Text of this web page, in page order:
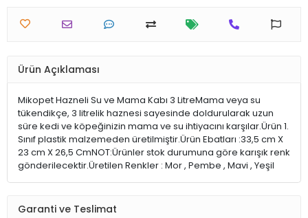
Ürün Açıklaması
Mikopet Hazneli Su ve Mama Kabı 3 LitreMama veya su
tükendikçe, 3 litrelik haznesi sayesinde doldurularak uzun
süre kedi ve köpeğinizin mama ve su ihtiyacını karşılar.Ürün 1.
Sınıf plastik malzemeden üretilmiştir.Ürün Ebatları :33,5 cm X
23 cm X 26,5 CmNOT:Ürünler stok durumuna göre karışık renk
gönderilecektir.Üretilen Renkler : Mor , Pembe , Mavi , Yeşil
Garanti ve Teslimat